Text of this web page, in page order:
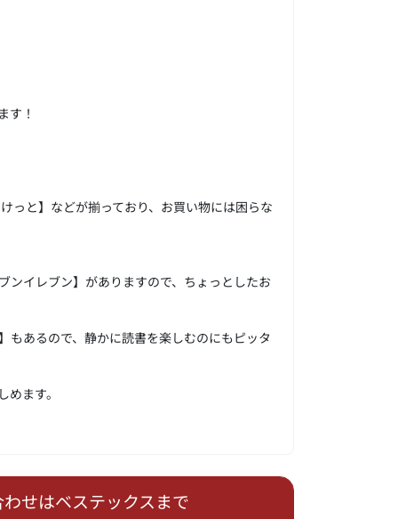
す！
っと】などが揃っており、お買い物には困らな
ンイレブン】がありますので、ちょっとしたお
あるので、静かに読書を楽しむのにもピッタ
ます。
せはベステックスまで